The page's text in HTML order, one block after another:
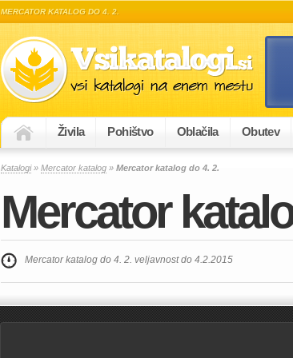
MERCATOR KATALOG DO 4. 2.
Živila Pohištvo Oblačila Obutev
Katalogi» Mercator katalog » Mercator katalog do 4. 2.
Mercator
Mercator katalog do 4. 2. veljavnost do 4.2.2015